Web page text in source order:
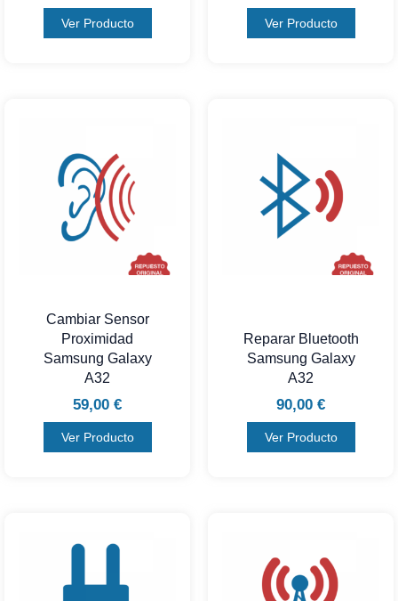
Ver Producto Ver Producto
Cambiar Sensor
Proximidad
Samsung Galaxy
A32
59,00 €
Ver Producto
Reparar Bluetooth
Samsung Galaxy
A32
90,00 €
Ver Producto